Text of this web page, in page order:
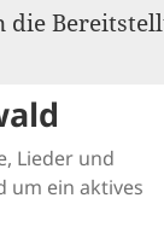
Lieder und
um ein aktives
die